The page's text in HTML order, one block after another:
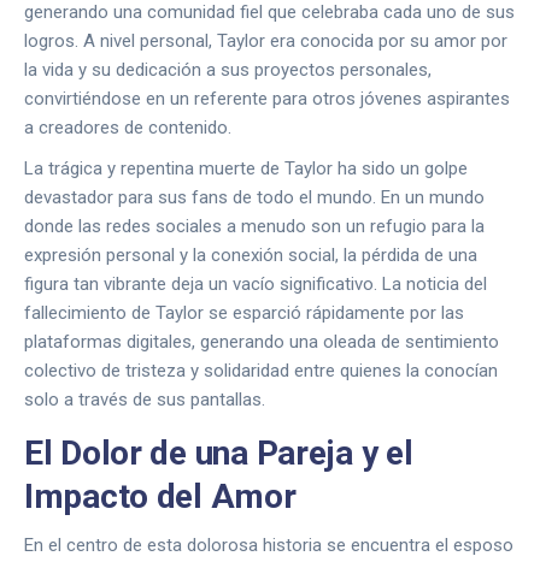
generando una comunidad fiel que celebraba cada uno de sus
logros. A nivel personal, Taylor era conocida por su amor por
la vida y su dedicación a sus proyectos personales,
convirtiéndose en un referente para otros jóvenes aspirantes
a creadores de contenido.
La trágica y repentina muerte de Taylor ha sido un golpe
devastador para sus fans de todo el mundo. En un mundo
donde las redes sociales a menudo son un refugio para la
expresión personal y la conexión social, la pérdida de una
figura tan vibrante deja un vacío significativo. La noticia del
fallecimiento de Taylor se esparció rápidamente por las
plataformas digitales, generando una oleada de sentimiento
colectivo de tristeza y solidaridad entre quienes la conocían
solo a través de sus pantallas.
El Dolor de una Pareja y el
Impacto del Amor
En el centro de esta dolorosa historia se encuentra el esposo